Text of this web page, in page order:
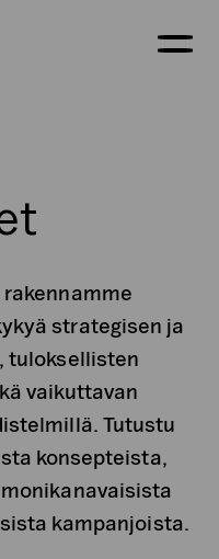
strategisen ja
tuloksellisten
vaikuttavan
Tutustu
konsepteista,
kampanjoista.